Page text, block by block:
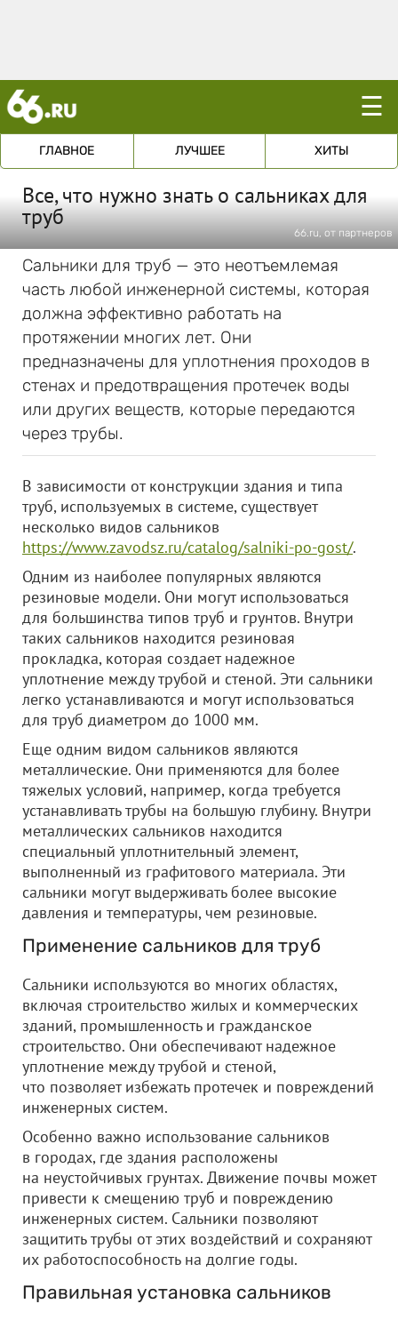
☰
ГЛАВНОЕ ЛУЧШЕЕ ХИТЫ
Все, что нужно знать о сальниках для
труб
66.ru, от партнеров
Сальники для труб — это неотъемлемая
часть любой инженерной системы, которая
должна эффективно работать на
протяжении многих лет. Они
предназначены для уплотнения проходов в
стенах и предотвращения протечек воды
или других веществ, которые передаются
через трубы.
В зависимости от конструкции здания и типа
труб, используемых в системе, существует
несколько видов сальников
https://www.zavodsz.ru/catalog/salniki-po-gost/.
Одним из наиболее популярных являются
резиновые модели. Они могут использоваться
для большинства типов труб и грунтов. Внутри
таких сальников находится резиновая
прокладка, которая создает надежное
уплотнение между трубой и стеной. Эти сальники
легко устанавливаются и могут использоваться
для труб диаметром до 1000 мм.
Еще одним видом сальников являются
металлические. Они применяются для более
тяжелых условий, например, когда требуется
устанавливать трубы на большую глубину. Внутри
металлических сальников находится
специальный уплотнительный элемент,
выполненный из графитового материала. Эти
сальники могут выдерживать более высокие
давления и температуры, чем резиновые.
Применение сальников для труб
Сальники используются во многих областях,
включая строительство жилых и коммерческих
зданий, промышленность и гражданское
строительство. Они обеспечивают надежное
уплотнение между трубой и стеной,
что позволяет избежать протечек и повреждений
инженерных систем.
Особенно важно использование сальников
в городах, где здания расположены
на неустойчивых грунтах. Движение почвы может
привести к смещению труб и повреждению
инженерных систем. Сальники позволяют
защитить трубы от этих воздействий и сохраняют
их работоспособность на долгие годы.
Правильная установка сальников